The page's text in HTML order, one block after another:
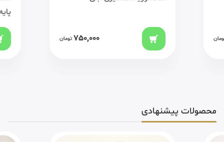
750,000 تومان
محصولات پیشنهادی